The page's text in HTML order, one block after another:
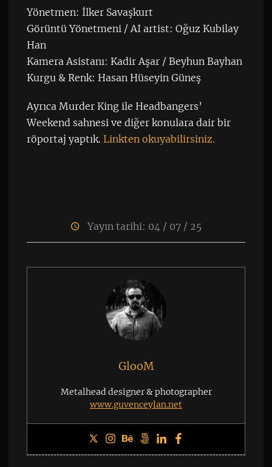
Yönetmen: İlker Savaşkurt
Görüntü Yönetmeni / AI artist: Oğuz Kubilay
Han
Kamera Asistanı: Kadir Aşar / Beyhun Bayhan
Kurgu & Renk: Hasan Hüseyin Güneş
Ayrıca Murder King ile Headbangers’
Weekend sahnesi ve diğer konulara dair bir
röportaj yaptık. Linkten okuyabilirsiniz.
Yayın tarihi: 04 / 07 / 25
GlooM
Metalhead designer & photographer
www.guvenceylan.net